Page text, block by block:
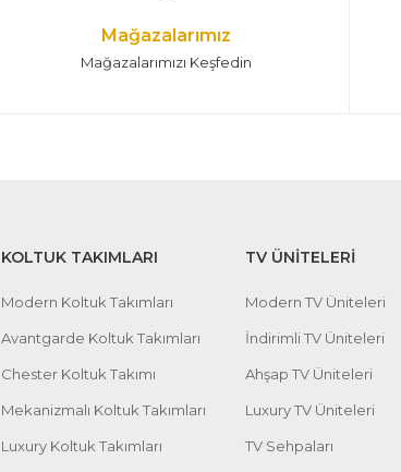
Mağazalarımız
Mağazalarımızı Keşfedin
KOLTUK TAKIMLARI
Modern Koltuk Takımları
Avantgarde Koltuk Takımları
Chester Koltuk Takımı
Mekanizmalı Koltuk Takımları
Luxury Koltuk Takımları
TV ÜNİTELERİ
Modern TV Üniteleri
İndirimli TV Üniteleri
Ahşap TV Üniteleri
Luxury TV Üniteleri
TV Sehpaları